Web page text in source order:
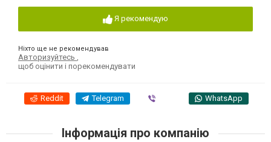
Я рекомендую
Ніхто ще не рекомендував
Авторизуйтесь
щоб оцінити і порекомендувати
Reddit Telegram WhatsApp
Інформація про компанію